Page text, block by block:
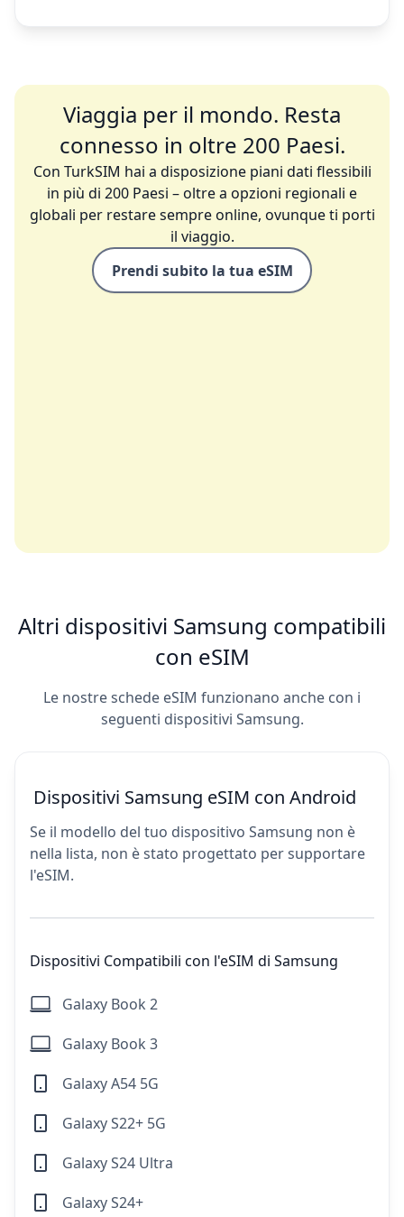
Viaggia per il mondo. Resta
connesso in oltre 200 Paesi.
Con TurkSIM hai a disposizione piani dati flessibili
in più di 200 Paesi – oltre a opzioni regionali e
globali per restare sempre online, ovunque ti porti
il viaggio.
Prendi subito la tua eSIM
Altri dispositivi Samsung compatibili
con eSIM
Le nostre schede eSIM funzionano anche con i
seguenti dispositivi Samsung.
Dispositivi Samsung eSIM con Android
Se il modello del tuo dispositivo Samsung non è
nella lista, non è stato progettato per supportare
l'eSIM.
Dispositivi Compatibili con l'eSIM di Samsung
Galaxy Book 2
Galaxy Book 3
Galaxy A54 5G
Galaxy S22+ 5G
Galaxy S24 Ultra
Galaxy S24+